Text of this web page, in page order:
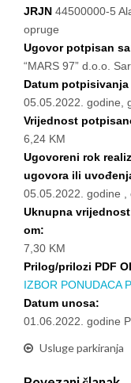
JRJN 44500000-5
opruge
Ugovor potpisan
“MARS 97” d.o.o.
Datum
05.05.2022. godine,
Vrijednost
6,24 KM
Ugovoreni rok
ugovora ili
05.05.2022. godine
Uknupna
om:
7,30 KM
Prilog/prilozi PDF
IZBOR PONUDACA
Datum unosa:
01.06.2022. godine
Usluge parkiranja